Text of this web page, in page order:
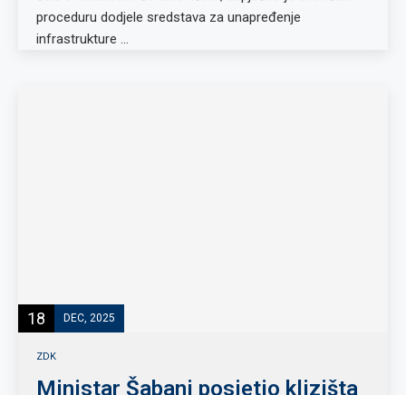
proceduru dodjele sredstava za unapređenje
infrastrukture …
18 DEC, 2025
ZDK
Ministar Šabani posjetio klizišta